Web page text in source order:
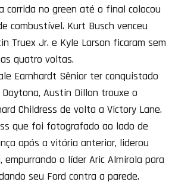
corrida no green até o final colocou
combustível. Kurt Busch venceu
Truex Jr. e Kyle Larson ficaram sem
quatro voltas.
Earnhardt Sênior ter conquistado
Austin Dillon trouxe o
Childress de volta a Victory Lane.
que foi fotografado ao lado de
após a vitória anterior, liderou
o líder Aric Almirola para
seu Ford contra a parede.